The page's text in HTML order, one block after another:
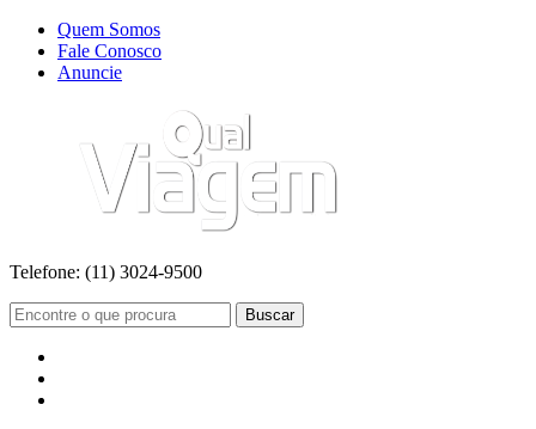
Quem Somos
Fale Conosco
Anuncie
Telefone: (11) 3024-9500
Buscar